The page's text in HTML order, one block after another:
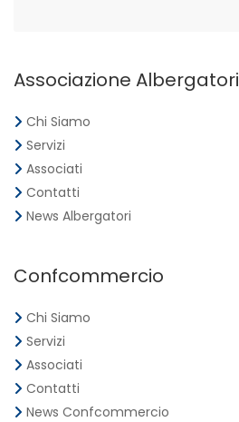
Associazione Albergatori
Chi Siamo
Servizi
Associati
Contatti
News Albergatori
Confcommercio
Chi Siamo
Servizi
Associati
Contatti
News Confcommercio